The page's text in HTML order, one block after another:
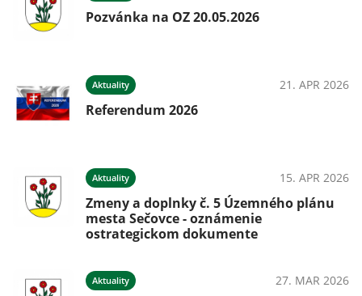
Pozvánka na OZ 20.05.2026
Aktuality 21. APR 2026
Referendum 2026
Aktuality 15. APR 2026
Zmeny a doplnky č. 5 Územného plánu
mesta Sečovce - oznámenie
ostrategickom dokumente
Aktuality 27. MAR 2026